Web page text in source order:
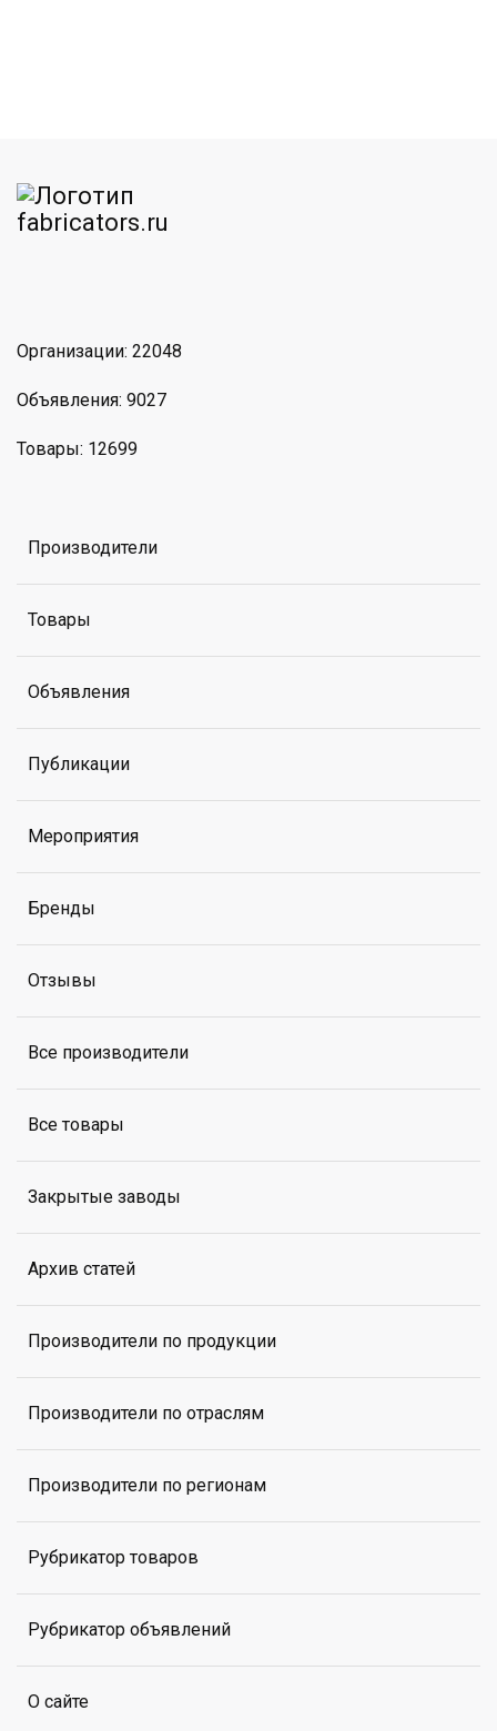
Организации: 22048
Объявления: 9027
Товары: 12699
Производители
Товары
Объявления
Публикации
Мероприятия
Бренды
Отзывы
Все производители
Все товары
Закрытые заводы
Архив статей
Производители по продукции
Производители по отраслям
Производители по регионам
Рубрикатор товаров
Рубрикатор объявлений
О сайте